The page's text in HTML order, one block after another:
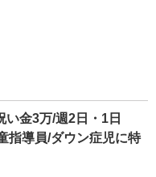
金3万/週2日・1日
指導員/ダウン症児に特